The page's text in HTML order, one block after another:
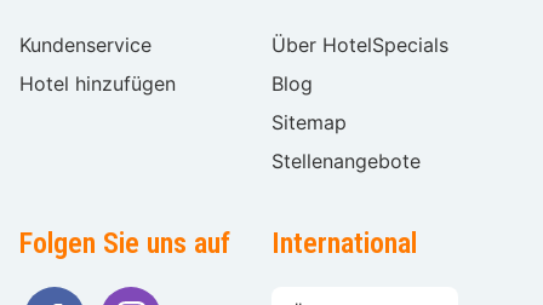
Kundenservice
Hotel hinzufügen
Über HotelSpecials
Blog
Sitemap
Stellenangebote
Folgen Sie uns auf International
Sprache